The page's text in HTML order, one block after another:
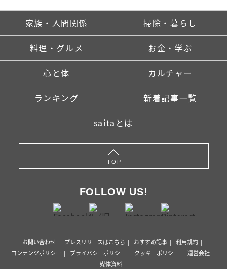
家族・人間関係 掃除・暮らし
料理・グルメ お金・学ぶ
心と体 カルチャー
ランキング 新着記事一覧
saitaとは
TOP
FOLLOW US!
お問い合わせ プレスリリースはこちら おすすめ記事
利用規約
コンテンツポリシー
プライバシーポリシー クッキーポリシー
運営会社
媒体資料